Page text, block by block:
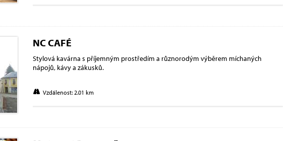
NC CAFÉ
Stylová kavárna s příjemným prostředím a různorodým výběrem míchaných
nápojů, kávy a zákusků.
Vzdálenost: 2.01 km